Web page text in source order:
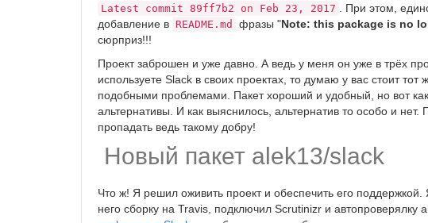
Latest commit 89ff7b2 on Feb 23, 2017 . При этом,
добавление в README.md фразы "Note: this package is no
сюрприз!!!
Проект заброшен и уже давно. А ведь у меня он уже в трёх
используете Slack в своих проектах, то думаю у вас стоит
подобными проблемами. Пакет хороший и удобный, но вот
альтернативы. И как выяснилось, альтернатив то особо и
пропадать ведь такому добру!
Новый пакет alek13/slack
Что ж! Я решил оживить проект и обеспечить его поддержкой.
него сборку на Travis, подключил Scrutinizr и автопроверялку